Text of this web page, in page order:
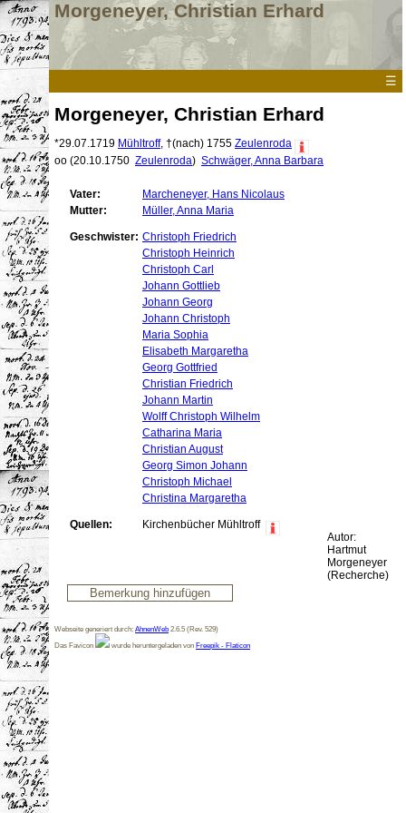
Morgeneyer, Christian Erhard
☰
Morgeneyer, Christian Erhard
*29.07.1719 Mühltroff, †(nach) 1755 Zeulenroda
oo (20.10.1750 Zeulenroda) Schwäger, Anna Barbara
Vater:
Marcheneyer, Hans Nicolaus
Mutter:
Müller, Anna Maria
Geschwister: Christoph Friedrich
Christoph Heinrich
Christoph Carl
Johann Gottlieb
Johann Georg
Johann Christoph
Maria Sophia
Elisabeth Margaretha
Georg Gottfried
Christian Friedrich
Johann Martin
Wolff Christoph Wilhelm
Catharina Maria
Christian August
Georg Simon Johann
Christoph Michael
Christina Margaretha
Quellen:
Kirchenbücher Mühltroff
Autor:
Hartmut
Morgeneyer
(Recherche)
Webseite generiert durch: AhnenWeb 2.6.5 (Rev. 529)
Das Favicon
wurde heruntergeladen von Freepik - Flaticon